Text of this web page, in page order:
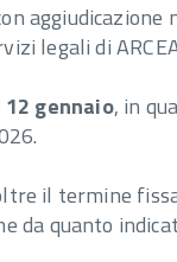
legali di
gennaio, in
il termine
da quanto